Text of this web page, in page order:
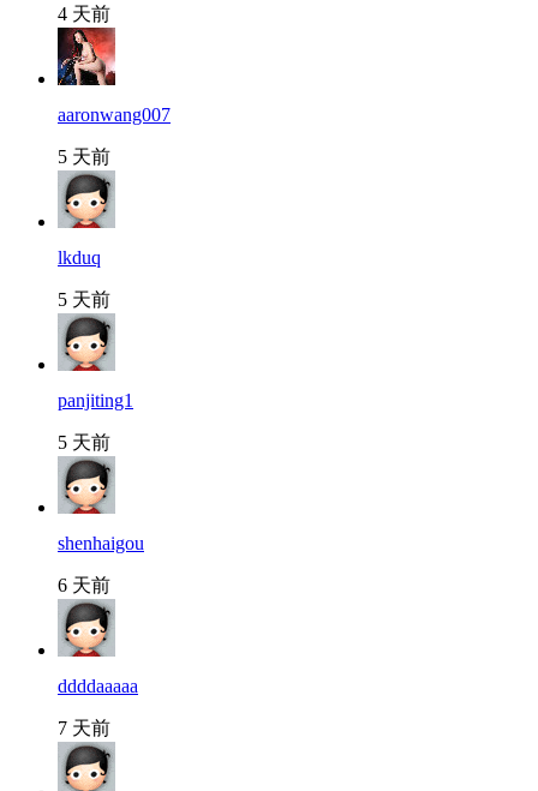
4 天前
aaronwang007
5 天前
lkduq
5 天前
panjiting1
5 天前
shenhaigou
6 天前
ddddaaaaa
7 天前